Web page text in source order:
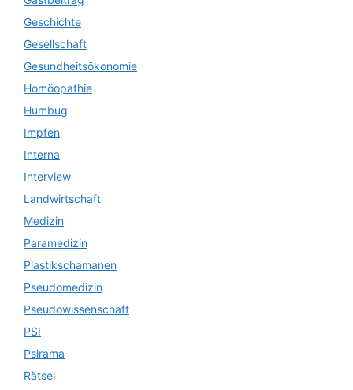
Geschichte
Gesellschaft
Gesundheitsökonomie
Homöopathie
Humbug
Impfen
Interna
Interview
Landwirtschaft
Medizin
Paramedizin
Plastikschamanen
Pseudomedizin
Pseudowissenschaft
PSI
Psirama
Rätsel